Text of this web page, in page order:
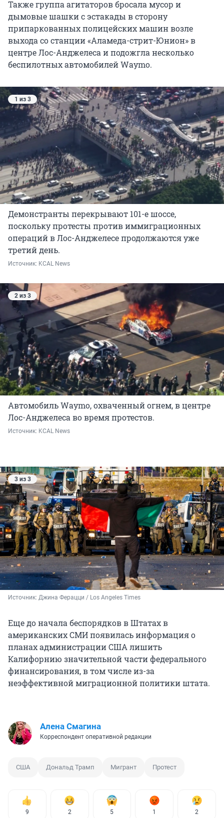
Также группа агитаторов бросала мусор и
дымовые шашки с эстакады в сторону
припаркованных полицейских машин возле
выхода со станции «Аламеда-стрит-Юнион» в
центре Лос-Анджелеса и подожгла несколько
беспилотных автомобилей Waymo.
1 из 3
Демонстранты перекрывают 101-е шоссе,
поскольку протесты против иммиграционных
операций в Лос-Анджелесе продолжаются уже
третий день.
Источник: KCAL News
2 из 3
Автомобиль Waymo, охваченный огнем, в центре
Лос-Анджелеса во время протестов.
Источник: KCAL News
3 из 3
Источник: Джина Ферацци / Los Angeles Times
Еще до начала беспорядков в Штатах в
американских СМИ появилась информация о
планах администрации США лишить
Калифорнию значительной части федерального
финансирования, в том числе из-за
неэффективной миграционной политики штата.
Алена Смагина
Корреспондент оперативной редакции
США Дональд Трамп Мигрант Протест
9 2 5 1 2